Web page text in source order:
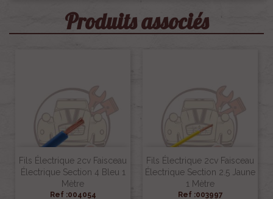
Produits associés
Fils Électrique 2cv Faisceau
Électrique Section 4 Bleu 1
Mètre
Ref :004054
Fils Électrique 2cv Faisceau
Électrique Section 2.5 Jaune
1 Mètre
Ref :003997